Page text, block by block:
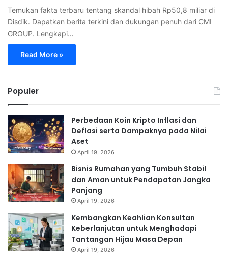
Temukan fakta terbaru tentang skandal hibah Rp50,8 miliar di
Disdik. Dapatkan berita terkini dan dukungan penuh dari CMI
GROUP. Lengkapi…
Read More »
Populer
Perbedaan Koin Kripto Inflasi dan
Deflasi serta Dampaknya pada Nilai
Aset
April 19, 2026
Bisnis Rumahan yang Tumbuh Stabil
dan Aman untuk Pendapatan Jangka
Panjang
April 19, 2026
Kembangkan Keahlian Konsultan
Keberlanjutan untuk Menghadapi
Tantangan Hijau Masa Depan
April 19, 2026